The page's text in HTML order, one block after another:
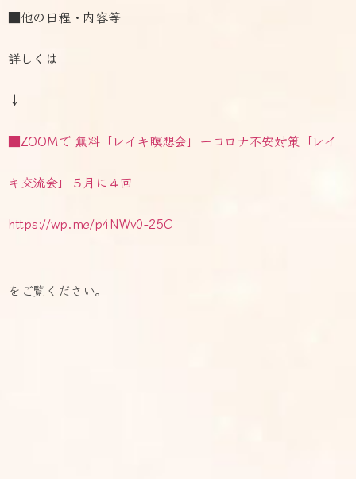
■他の日程・内容等
詳しくは
↓
■ZOOMで 無料「レイキ瞑想会」ーコロナ不安対策「レイ
キ交流会」５月に４回
https://wp.me/p4NWv0-25C
をご覧ください。